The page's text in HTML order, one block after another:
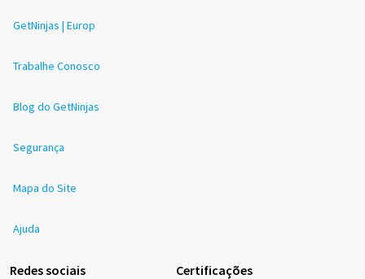
GetNinjas | Europ
Trabalhe Conosco
Blog do GetNinjas
Segurança
Mapa do Site
Ajuda
Redes sociais Certificações